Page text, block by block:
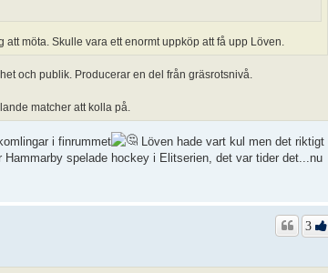
möta. Skulle vara ett enormt uppköp att få upp Löven.
och publik. Producerar en del från gräsrotsnivå.
matcher att kolla på.
i finrummet
Löven hade vart kul men det riktigt
spelade hockey i Elitserien, det var tider det...nu
3